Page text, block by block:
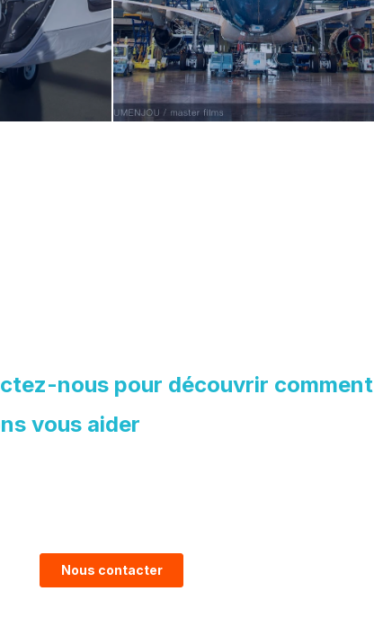
de la production
Analyse des risques et
des mesures d’atténuation
nous pour découvrir
vous aider
Nous contacter